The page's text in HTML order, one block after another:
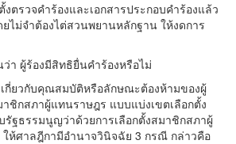
ตรวจคําร้องและเอกสารประกอบคําร้องแล้ว
ไม่จําต้องไต่สวนพยานหลักฐาน ให้งดการ
า ผู้ร้องมีสิทธิยื่นคําร้องหรือไม่
กี่ยวกับคุณสมบัติหรือลักษณะต้องห้ามของผู้
ชิกสภาผู้แทนราษฎร แบบแบ่งเขตเลือกตั้ง
ฐธรรมนูญว่าด้วยการเลือกตั้งสมาชิกสภาผู้
ห้ศาลฎีกามีอํานาจวินิจฉัย 3 กรณี กล่าวคือ